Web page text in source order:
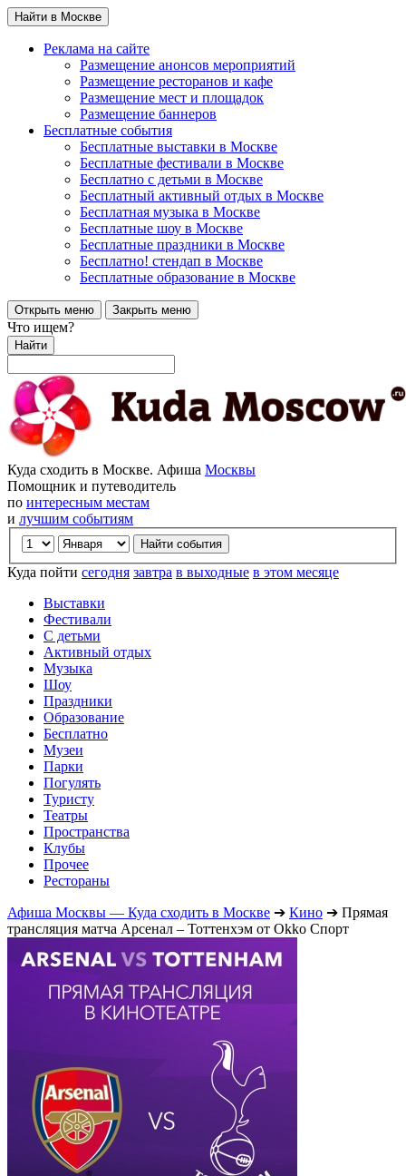
Найти в Москве
Реклама на сайте
Размещение анонсов мероприятий
Размещение ресторанов и кафе
Размещение мест и площадок
Размещение баннеров
Бесплатные события
Бесплатные выставки в Москве
Бесплатные фестивали в Москве
Бесплатно с детьми в Москве
Бесплатный активный отдых в Москве
Бесплатная музыка в Москве
Бесплатные шоу в Москве
Бесплатные праздники в Москве
Бесплатно! стендап в Москве
Бесплатные образование в Москве
Открыть меню Закрыть меню
Что ищем?
Найти
Куда сходить в Москве. Афиша Москвы
Помощник и путеводитель
по интересным местам
и лучшим событиям
Куда пойти сегодня завтра в выходные в этом месяце
Выставки
Фестивали
С детьми
Активный отдых
Музыка
Шоу
Праздники
Образование
Бесплатно
Музеи
Парки
Погулять
Туристу
Театры
Пространства
Клубы
Прочее
Рестораны
Афиша Москвы — Куда сходить в Москве ➔ Кино ➔ Прямая
трансляция матча Арсенал – Тоттенхэм от Okko Спорт